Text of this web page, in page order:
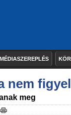
MÉDIASZEREPLÉS
nem figyel
meg